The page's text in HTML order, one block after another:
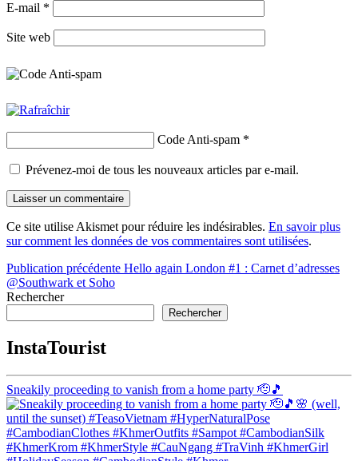
E-mail *
Site web
Code Anti-spam *
Prévenez-moi de tous les nouveaux articles par e-mail.
Ce site utilise Akismet pour réduire les indésirables. En savoir plus
sur comment les données de vos commentaires sont utilisées.
Navigation
de
Publication précédente Hello again London #1 : Carnet d’adresses
@Southwark et Soho
Rechercher
Rechercher
InstaTourist
Sneakily proceeding to vanish from a home party 🫡🎵